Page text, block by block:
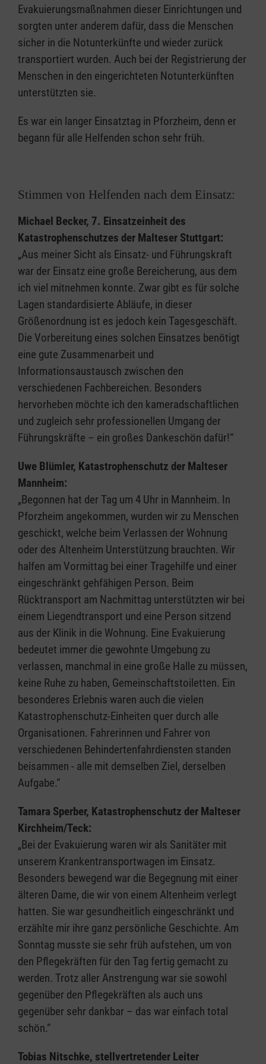
Evakuierungsmaßnahmen dieser Einrichtungen und
sorgten unter anderem dafür, dass die Menschen
sicher in die Notunterkünfte und wieder zurück
transportiert wurden. Auch bei der Registrierung der
Menschen in den eingerichteten Notunterkünften
unterstützten sie.
Es war ein langer Einsatztag in Pforzheim, denn er
begann für alle Helfenden schon sehr früh.
Stimmen von Helfenden nach dem Einsatz:
Michael Becker, 7. Einsatzeinheit des
Katastrophenschutzes der Malteser Stuttgart:
„Aus meiner Sicht als Einsatz- und Führungskraft
war der Einsatz eine große Bereicherung, aus dem
ich viel mitnehmen konnte. Zwar gibt es für solche
Lagen standardisierte Abläufe, in dieser
Größenordnung ist es jedoch kein Tagesgeschäft.
Die Vorbereitung eines solchen Einsatzes benötigt
eine gute Zusammenarbeit und
Informationsaustausch zwischen den
verschiedenen Fachbereichen. Besonders
hervorheben möchte ich den kameradschaftlichen
und zugleich sehr professionellen Umgang der
Führungskräfte – ein großes Dankeschön dafür!“
Uwe Blümler, Katastrophenschutz der Malteser
Mannheim:
„Begonnen hat der Tag um 4 Uhr in Mannheim. In
Pforzheim angekommen, wurden wir zu Menschen
geschickt, welche beim Verlassen der Wohnung
oder des Altenheim Unterstützung brauchten. Wir
halfen am Vormittag bei einer Tragehilfe und einer
eingeschränkt gehfähigen Person. Beim
Rücktransport am Nachmittag unterstützten wir bei
einem Liegendtransport und eine Person sitzend
aus der Klinik in die Wohnung. Eine Evakuierung
bedeutet immer die gewohnte Umgebung zu
verlassen, manchmal in eine große Halle zu müssen,
keine Ruhe zu haben, Gemeinschaftstoiletten. Ein
besonderes Erlebnis waren auch die vielen
Katastrophenschutz-Einheiten quer durch alle
Organisationen. Fahrerinnen und Fahrer von
verschiedenen Behindertenfahrdiensten standen
beisammen - alle mit demselben Ziel, derselben
Aufgabe.“
Tamara Sperber, Katastrophenschutz der Malteser
Kirchheim/Teck:
„Bei der Evakuierung waren wir als Sanitäter mit
unserem Krankentransportwagen im Einsatz.
Besonders bewegend war die Begegnung mit einer
älteren Dame, die wir von einem Altenheim verlegt
hatten. Sie war gesundheitlich eingeschränkt und
erzählte mir ihre ganz persönliche Geschichte. Am
Sonntag musste sie sehr früh aufstehen, um von
den Pflegekräften für den Tag fertig gemacht zu
werden. Trotz aller Anstrengung war sie sowohl
gegenüber den Pflegekräften als auch uns
gegenüber sehr dankbar – das war einfach total
schön.“
Tobias Nitschke, stellvertretender Leiter